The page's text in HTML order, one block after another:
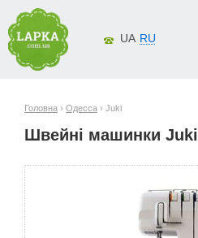
UA RU
Головна › Одесса › Juki
Швейні машинки Juki